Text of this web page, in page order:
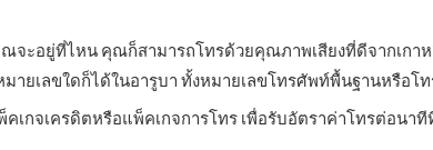
จะอยู่ที่ไหน คุณก็สามารถโทรด้วยคุณภาพเสียงที่ดีจากเกาห
ายเลขใดก็ได้ในอารูบา ทั้งหมายเลขโทรศัพท์พื้นฐานหรือโท
เกจเครดิตหรือแพ็คเกจการโทร เพื่อรับอัตราค่าโทรต่อนา